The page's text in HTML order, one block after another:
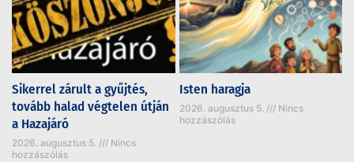
Sikerrel zárult a gyűjtés,
tovább halad végtelen útján
a Hazajáró
2026. augusztus 5.
Nincs
hozzászólás
Isten haragja
2026. augusztus 5.
Nincs
hozzászólás